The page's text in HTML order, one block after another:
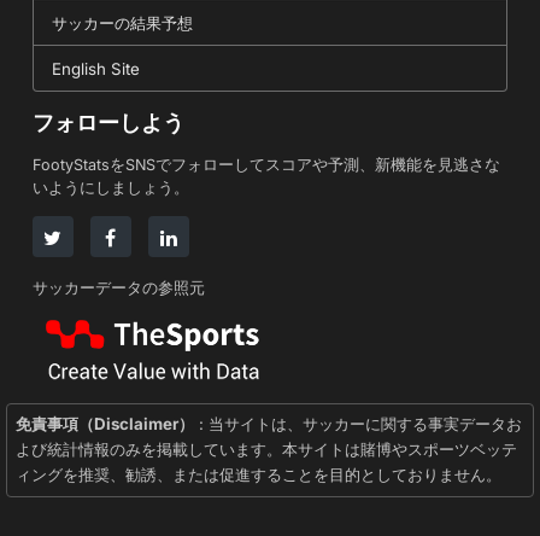
サッカーの結果予想
English Site
フォローしよう
FootyStatsをSNSでフォローしてスコアや予測、新機能を見逃さな
いようにしましょう。
サッカーデータの参照元
免責事項（Disclaimer）
: 当サイトは、サッカーに関する事実データお
よび統計情報のみを掲載しています。本サイトは賭博やスポーツベッテ
ィングを推奨、勧誘、または促進することを目的としておりません。